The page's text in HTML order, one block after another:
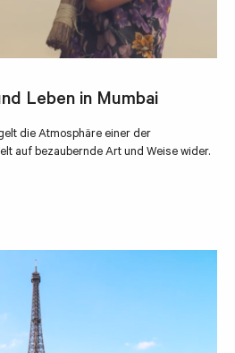
Leben in Mumbai
die Atmosphäre einer der
auf bezaubernde Art und Weise wider.